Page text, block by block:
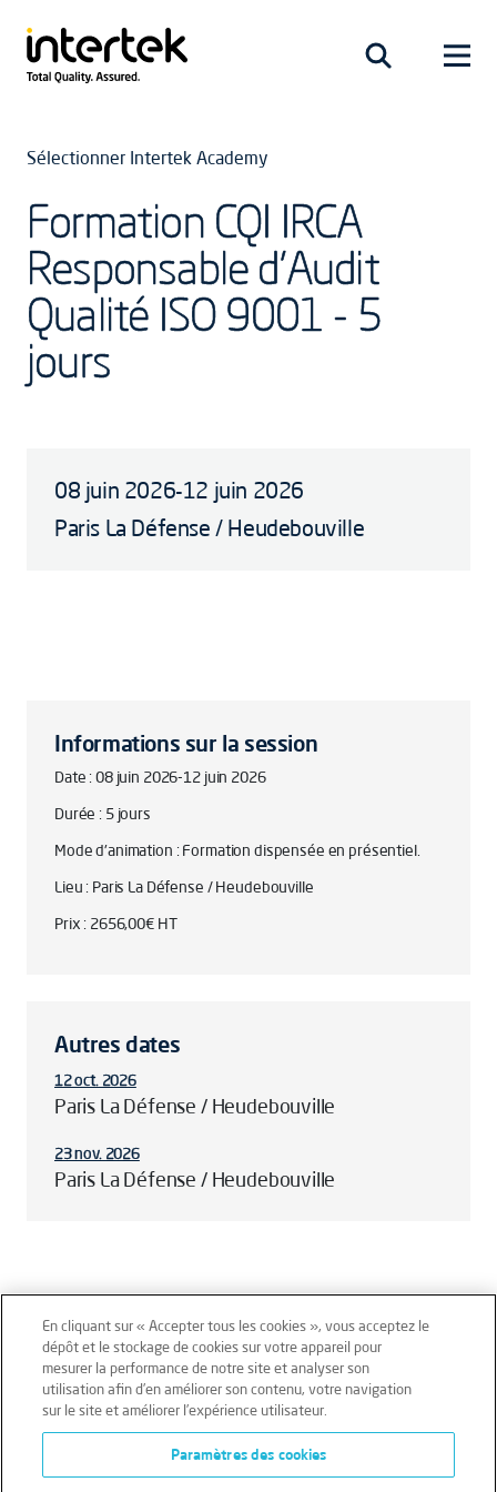
Sélectionner Intertek Academy
Formation CQI IRCA
Responsable d'Audit
Qualité ISO 9001 - 5
jours
08 juin 2026-12 juin 2026
Paris La Défense / Heudebouville
Informations sur la session
Date : 08 juin 2026-12 juin 2026
Durée : 5 jours
Mode d'animation : Formation dispensée en présentiel.
Lieu : Paris La Défense / Heudebouville
Prix : 2656,00€ HT
Autres dates
12 oct. 2026
Paris La Défense / Heudebouville
23 nov. 2026
Paris La Défense / Heudebouville
Mentions légales
Conditions générales
Données personnelles
Données personnelles – Volontaires
Cookies
En cliquant sur « Accepter tous les cookies », vous acceptez le
dépôt et le stockage de cookies sur votre appareil pour
mesurer la performance de notre site et analyser son
utilisation afin d’en améliorer son contenu, votre navigation
sur le site et améliorer l’expérience utilisateur.
Paramètres des cookies